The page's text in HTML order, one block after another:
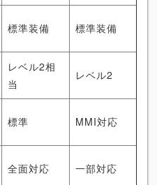
標準装備 標準装備
レベル2相
当
レベル2
標準 MMI対応
全面対応 一部対応